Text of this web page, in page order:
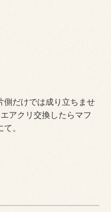
側だけでは成り立ちませ
アクリ交換したらマフ
。